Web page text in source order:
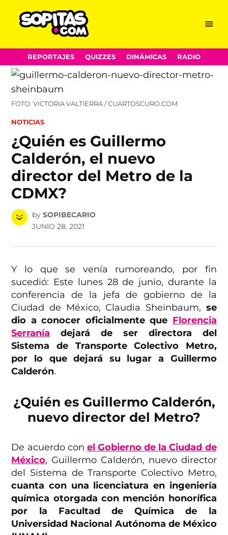
Skip
to
content
Menu
REPORTAJES QUIZZES DINÁMICAS RADIO
FOTO: VICTORIA VALTIERRA / CUARTOSCURO.COM
POSTED
NOTICIAS
¿Quién es Guillermo
Calderón, el nuevo
director del Metro de la
CDMX?
by SOPIBECARIO
JUNIO 28, 2021
Y lo que se venía rumoreando, por fin
sucedió: Este lunes 28 de junio, durante la
conferencia de la jefa de gobierno de la
Ciudad de México, Claudia Sheinbaum, se
dio a conocer oficialmente que Florencia
Serranía dejará de ser directora del
Sistema de Transporte Colectivo Metro,
por lo que dejará su lugar a Guillermo
Calderón.
¿Quién es Guillermo Calderón,
nuevo director del Metro?
De acuerdo con el Gobierno de la Ciudad de
México, Guillermo Calderón, nuevo director
del Sistema de Transporte Colectivo Metro,
cuanta con una licenciatura en ingeniería
química otorgada con mención honorífica
por la Facultad de Química de la
Universidad Nacional Autónoma de México